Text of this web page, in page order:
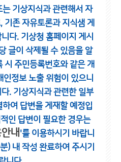
기상지식과 관련해서 자
기존 자유토론과 지식샘 게
다. 기상청 홈페이지 게시
글이 삭제될 수 있음을 알
시 주민등록번호와 같은 개
정보 노출 위험이 있으니
. 기상지식과 관련한 일부
여 답변을 게재할 예정입
인 답변이 필요한 경우는
내 '를 이용하시기 바랍니
) 내 작성 완료하여 주시기